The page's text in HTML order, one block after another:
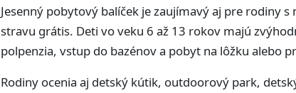
Jesenný pobytový balíček je zaujímavý aj pre rodiny
stravu grátis. Deti vo veku 6 až 13 rokov majú
polpenzia, vstup do bazénov a pobyt na lôžku alebo
Rodiny ocenia aj detský kútik, outdoorový park,